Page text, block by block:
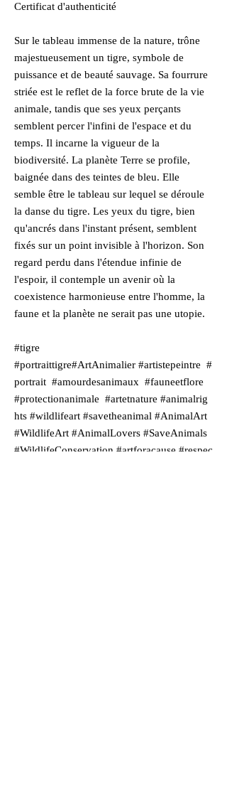
Certificat d'authenticité
Sur le tableau immense de la nature, trône
majestueusement un tigre, symbole de
puissance et de beauté sauvage. Sa fourrure
striée est le reflet de la force brute de la vie
animale, tandis que ses yeux perçants
semblent percer l'infini de l'espace et du
temps. Il incarne la vigueur de la
biodiversité. La planète Terre se profile,
baignée dans des teintes de bleu. Elle
semble être le tableau sur lequel se déroule
la danse du tigre. Les yeux du tigre, bien
qu'ancrés dans l'instant présent, semblent
fixés sur un point invisible à l'horizon. Son
regard perdu dans l'étendue infinie de
l'espoir, il contemple un avenir où la
coexistence harmonieuse entre l'homme, la
faune et la planète ne serait pas une utopie.
#tigre
#portraittigre#ArtAnimalier #artistepeintre #
portrait #amourdesanimaux #fauneetflore
#protectionanimale #artetnature #animalrig
hts #wildlifeart #savetheanimal #AnimalArt
#WildlifeArt #AnimalLovers #SaveAnimals
#WildlifeConservation #artforacause #respec